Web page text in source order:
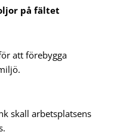
på fältet
att förebygga
skall arbetsplatsens